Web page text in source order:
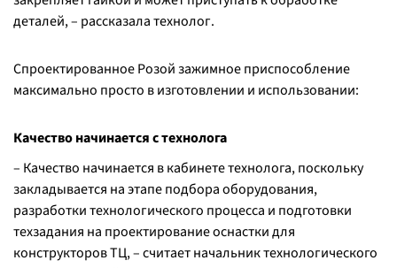
деталей, – рассказала технолог.
Спроектированное Розой зажимное приспособление
максимально просто в изготовлении и использовании:
Качество начинается с технолога
– Качество начинается в кабинете технолога, поскольку
закладывается на этапе подбора оборудования,
разработки технологического процесса и подготовки
техзадания на проектирование оснастки для
конструкторов ТЦ, – считает начальник технологического